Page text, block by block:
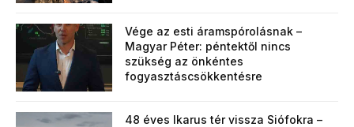
Vége az esti áramspórolásnak –
Magyar Péter: péntektől nincs
szükség az önkéntes
fogyasztáscsökkentésre
48 éves Ikarus tér vissza Siófokra –